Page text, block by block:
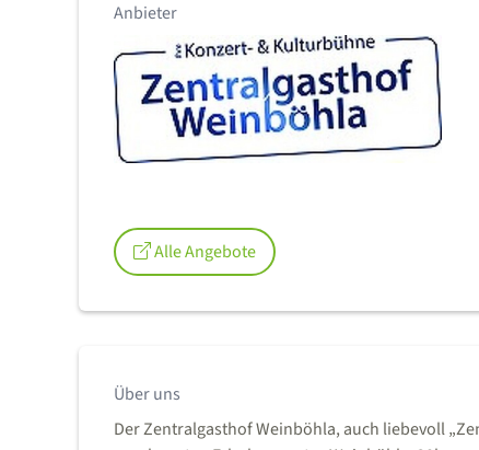
Anbieter
Alle Angebote
Über uns
Der Zentralgasthof Weinböhla, auch liebevoll